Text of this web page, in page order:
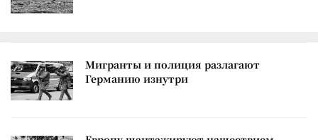
Мигранты и полиция разлагают
Германию изнутри